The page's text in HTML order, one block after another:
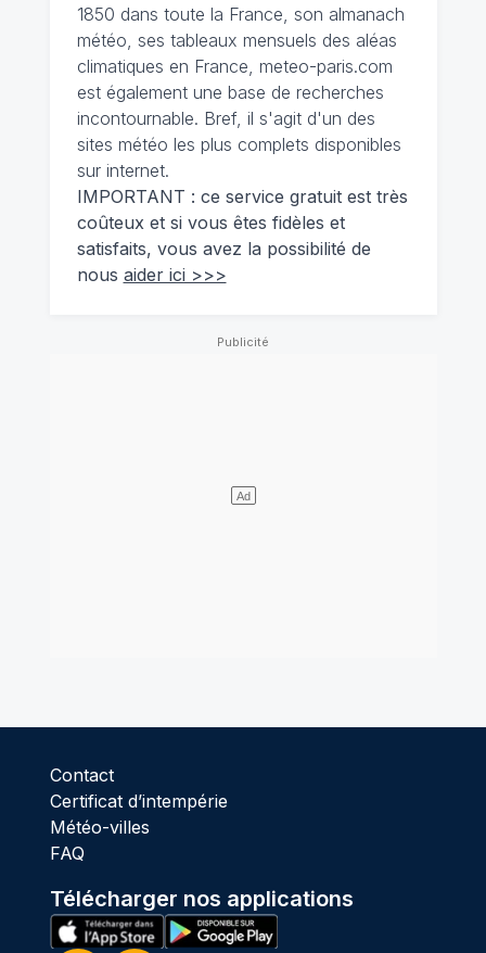
1850 dans toute la France, son almanach
météo, ses tableaux mensuels des aléas
climatiques en France, meteo-paris.com
est également une base de recherches
incontournable. Bref, il s'agit d'un des
sites météo les plus complets disponibles
sur internet.
IMPORTANT : ce service gratuit est très
coûteux et si vous êtes fidèles et
satisfaits, vous avez la possibilité de
nous aider ici >>>
Contact
Certificat d’intempérie
Météo-villes
FAQ
Télécharger nos applications